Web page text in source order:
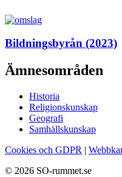
Bildningsbyrån (2023)
Ämnesområden
Historia
Religionskunskap
Geografi
Samhällskunskap
Cookies och GDPR |
© 2026 SO-rummet.se